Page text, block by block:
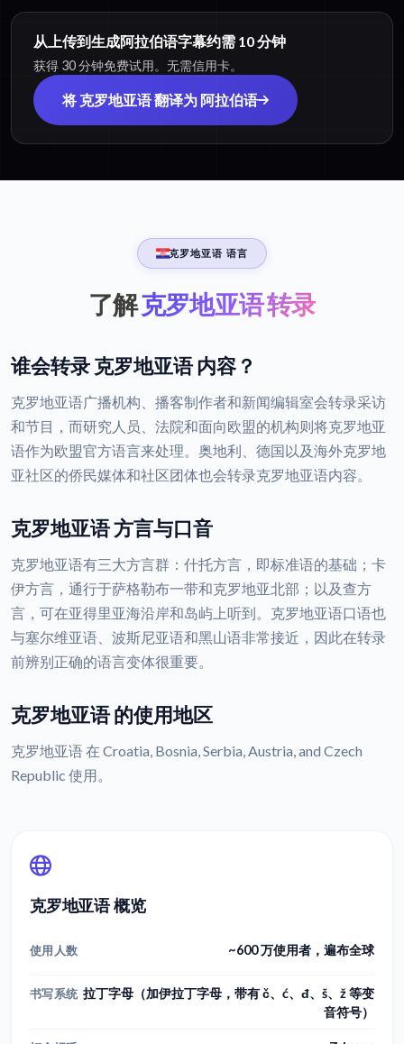
从上传到生成阿拉伯语字幕约需 10 分钟
获得 30 分钟免费试用。无需信用卡。
将 克罗地亚语 翻译为 阿拉伯语
克罗地亚语 语言
了解克罗地亚语 转录
谁会转录 克罗地亚语 内容？
克罗地亚语广播机构、播客制作者和新闻编辑室会转录采访
和节目，而研究人员、法院和面向欧盟的机构则将克罗地亚
语作为欧盟官方语言来处理。奥地利、德国以及海外克罗地
亚社区的侨民媒体和社区团体也会转录克罗地亚语内容。
克罗地亚语 方言与口音
克罗地亚语有三大方言群：什托方言，即标准语的基础；卡
伊方言，通行于萨格勒布一带和克罗地亚北部；以及查方
言，可在亚得里亚海沿岸和岛屿上听到。克罗地亚语口语也
与塞尔维亚语、波斯尼亚语和黑山语非常接近，因此在转录
前辨别正确的语言变体很重要。
克罗地亚语 的使用地区
克罗地亚语 在 Croatia, Bosnia, Serbia, Austria, and Czech
Republic 使用。
克罗地亚语 概览
使用人数 ~600 万使用者，遍布全球
书写系统 拉丁字母（加伊拉丁字母，带有 č、ć、đ、š、ž 等变
音符号）